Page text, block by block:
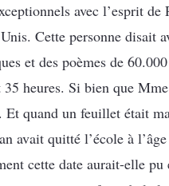
avec l’esprit
Cette personne
et des poèmes de
35 heures. Si bien que
quand un feuillet était
avait quitté l’école à
cette date aurait-elle pu